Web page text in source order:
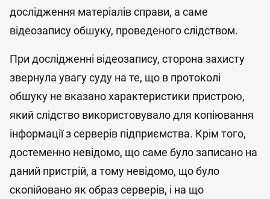
дослідження матеріалів справи, а саме
відеозапису обшуку, проведеного слідством.
При дослідженні відеозапису, сторона захисту
звернула увагу суду на те, що в протоколі
обшуку не вказано характеристики пристрою,
який слідство використовувало для копіювання
інформації з серверів підприємства. Крім того,
достеменно невідомо, що саме було записано на
даний пристрій, а тому невідомо, що було
скопійовано як образ серверів, і на що